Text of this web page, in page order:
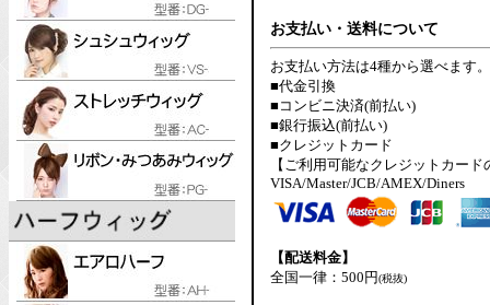
お支払い・送料について
お支払い方法は4種から選べます。
■代金引換
■コンビニ決済(前払い)
■銀行振込(前払い)
■クレジットカード
【ご利用可能なクレジットカード
VISA/Master/JCB/AMEX/Diners
【配送料金】
全国一律：500円(税抜)